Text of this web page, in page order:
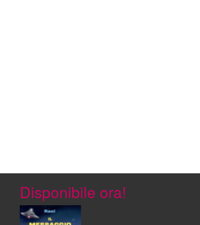
Disponibile ora!